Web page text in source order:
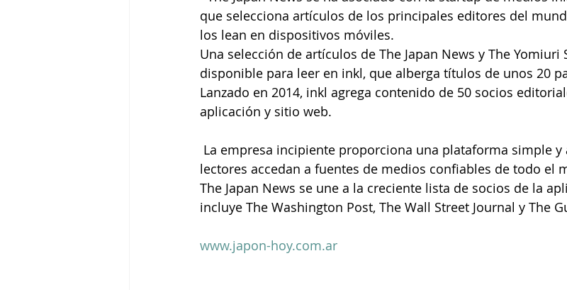
que selecciona artículos de los principales editores del
los lean en dispositivos móviles.
Una selección de artículos de The Japan News y The Yomiuri
disponible para leer en inkl, que alberga títulos de unos 20
Lanzado en 2014, inkl agrega contenido de 50 socios
aplicación y sitio web.
lectores accedan a fuentes de medios confiables de todo el
The Japan News se une a la creciente lista de socios de la
incluye The Washington Post, The Wall Street Journal y The
www.japon-hoy.com.ar